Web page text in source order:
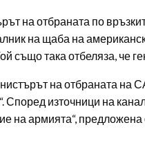
на отбраната по
на щаба на
също така отбеляза, че
на отбраната на
Според източници на
на армията“,